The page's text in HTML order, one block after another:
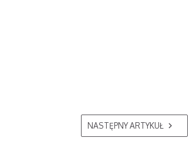
NASTĘPNY ARTYKUŁ